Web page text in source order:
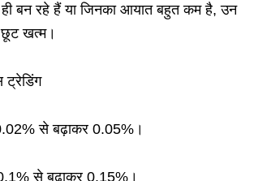
ही बन रहे हैं या जिनका आयात बहुत कम है, उन
खत्म।
से बढ़ाकर 0.05%।
से बढ़ाकर 0.15%।